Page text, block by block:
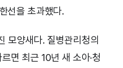
선을 초과했다.
모양새다. 질병관리청의
면 최근 10년 새 소아·청